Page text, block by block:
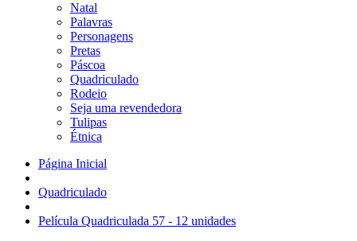
Natal
Palavras
Personagens
Pretas
Páscoa
Quadriculado
Rodeio
Seja uma revendedora
Tulipas
Étnica
Página Inicial
Quadriculado
Película Quadriculada 57 - 12 unidades